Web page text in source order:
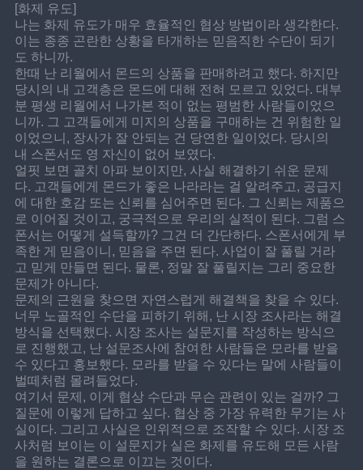
[화제 유도]
나는 화제 유도가 매우 효율적인 협상 방법이라 생각한다.
이는 종종 곤란한 상황을 타개하는 믿음직한 수단이 되기
도 하니까.
한때 난 리월에서 몬드의 상품을 판매하려고 했다. 하지만
당시의 내 고객층은 몬드에 대해 전혀 모르고 있었다. 대부
분 평생 리월에서 나가본 적이 없는 평범한 사람들이었으
니까. 그 고객들에게 미지의 상품을 구매하는 건 위험한 일
이었으니, 장사가 잘 안되는 건 당연한 일이었다. 당시의
내 스폰서도 영 자신이 없어 보였다.
얼핏 보면 골치 아파 보이지만, 사실 해결하기 쉬운 문제
다. 고객들에게 몬드가 좋은 나라라는 걸 알려주고, 공급지
에 대한 호감 또는 신뢰를 심어주면 된다. 그 신뢰는 제품으
로 이어질 것이고, 궁극적으로 우리의 실적이 된다. 그럼 스
폰서는 어떻게 설득할까? 그건 더 간단하다. 스폰서에게 부
족한 게 믿음이니, 믿음을 주면 된다. 사업이 잘 풀릴 거라
고 믿게 만들면 된다. 물론, 정말 잘 풀릴지는 그리 중요한
문제가 아니다.
문제의 근원을 찾으면 자연스럽게 해결책을 찾을 수 있다.
너무 노골적인 수단을 피하기 위해, 난 시장 조사라는 해결
방식을 선택했다. 시장 조사는 설문지를 작성하는 방식으
로 진행했고, 난 설문조사에 참여한 사람들은 모라를 받을
수 있다고 홍보했다. 모라를 받을 수 있다는 말에 사람들이
벌떼처럼 몰려들었다.
여기서 문제, 이게 협상 수단과 무슨 관련이 있는 걸까? 그
질문에 이렇게 답하고 싶다. 협상 중 가장 유력한 무기는 사
실이다. 그리고 사실은 인위적으로 조작할 수 있다. 시장 조
사처럼 보이는 이 설문지가 실은 화제를 유도해 모든 사람
을 원하는 결론으로 이끄는 것이다.